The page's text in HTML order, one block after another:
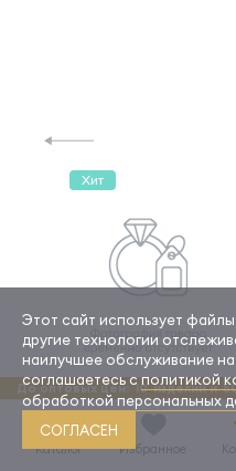
Хит
Серьги
До оптовых цен: 10 изделий и
Каталог Избранное
Этот сайт использует
другие технологии
наилучшее обслуживание
соглашаетесь сполитикой
обработкой персональных
СОГЛАСЕН